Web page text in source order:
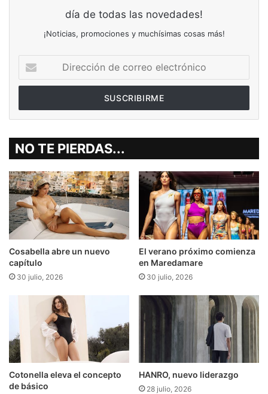
día de todas las novedades!
¡Noticias, promociones y muchísimas cosas más!
de
correo
NO TE PIERDAS...
Cosabella abre un nuevo
capítulo
30 julio, 2026
El verano próximo comienza
en Maredamare
30 julio, 2026
Cotonella eleva el concepto
de básico
HANRO, nuevo liderazgo
28 julio, 2026